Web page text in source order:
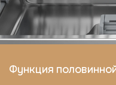
Функция